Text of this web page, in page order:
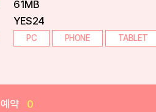
61MB
YES24
PC PHONE TABLET
예약 0